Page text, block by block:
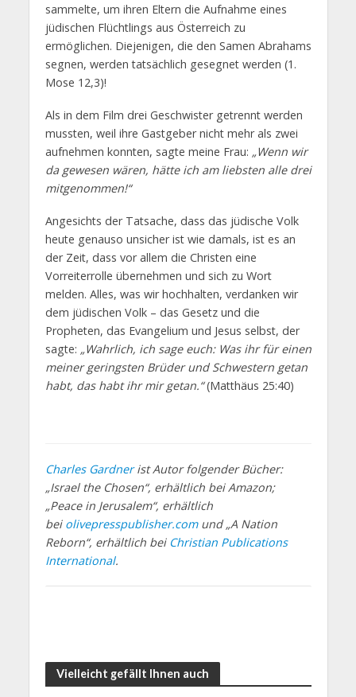
sammelte, um ihren Eltern die Aufnahme eines
jüdischen Flüchtlings aus Österreich zu
ermöglichen. Diejenigen, die den Samen Abrahams
segnen, werden tatsächlich gesegnet werden (1.
Mose 12,3)!
Als in dem Film drei Geschwister getrennt werden
mussten, weil ihre Gastgeber nicht mehr als zwei
aufnehmen konnten, sagte meine Frau: „Wenn wir
da gewesen wären, hätte ich am liebsten alle drei
mitgenommen!“
Angesichts der Tatsache, dass das jüdische Volk
heute genauso unsicher ist wie damals, ist es an
der Zeit, dass vor allem die Christen eine
Vorreiterrolle übernehmen und sich zu Wort
melden. Alles, was wir hochhalten, verdanken wir
dem jüdischen Volk – das Gesetz und die
Propheten, das Evangelium und Jesus selbst, der
sagte: „Wahrlich, ich sage euch: Was ihr für einen
meiner geringsten Brüder und Schwestern getan
habt, das habt ihr mir getan.“(Matthäus 25:40)
Charles Gardnerist Autor folgender Bücher:
„Israel the Chosen“, erhältlich bei Amazon;
„Peace in Jerusalem“, erhältlich
bei olivepresspublisher.comund „A Nation
Reborn“, erhältlich bei Christian Publications
International.
Vielleicht gefällt Ihnen auch